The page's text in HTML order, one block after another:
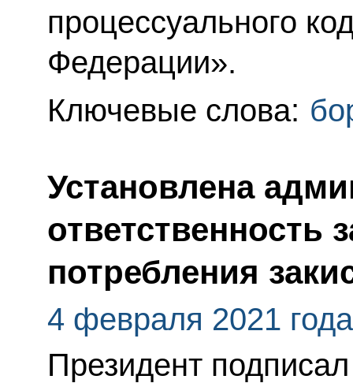
процессуального
Федерации».
Ключевые слова:
Установлена
ответственность
потребления
4 февраля 2021 года
Президент